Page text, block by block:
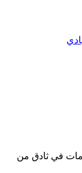
في ثادق من